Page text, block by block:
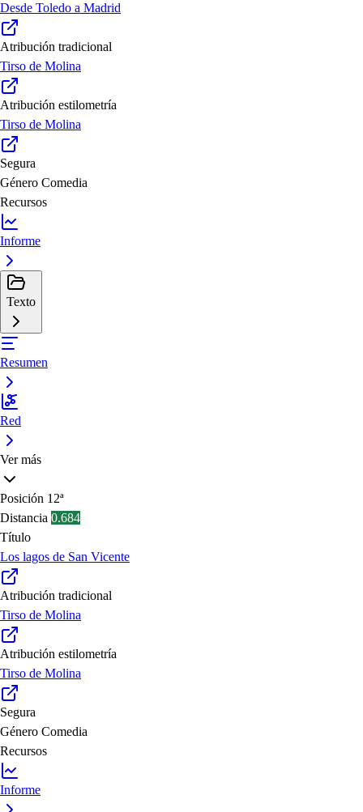
Desde Toledo a Madrid
Atribución tradicional
Tirso de Molina
Atribución estilometría
Tirso de Molina
Segura
Género Comedia
Recursos
Informe
Texto
Resumen
Red
Ver más
Posición 12ª
Distancia 0.684
Título
Los lagos de San Vicente
Atribución tradicional
Tirso de Molina
Atribución estilometría
Tirso de Molina
Segura
Género Comedia
Recursos
Informe